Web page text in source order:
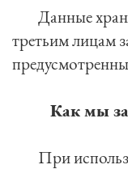
третьим лицам
Как мы